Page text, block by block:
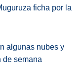
ficha por la
algunas nubes y
de semana